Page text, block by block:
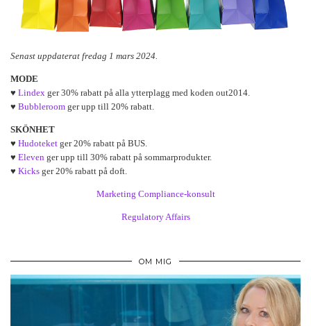
Senast uppdaterat fredag 1 mars 2024.
MODE
♥ Lindex ger 30% rabatt på alla ytterplagg med koden out2014.
♥ Bubbleroom ger upp till 20% rabatt.
SKÖNHET
♥ Hudoteket ger 20% rabatt på BUS.
♥ Eleven ger upp till 30% rabatt på sommarprodukter.
♥ Kicks ger 20% rabatt på doft.
Marketing Compliance-konsult
Regulatory Affairs
OM MIG